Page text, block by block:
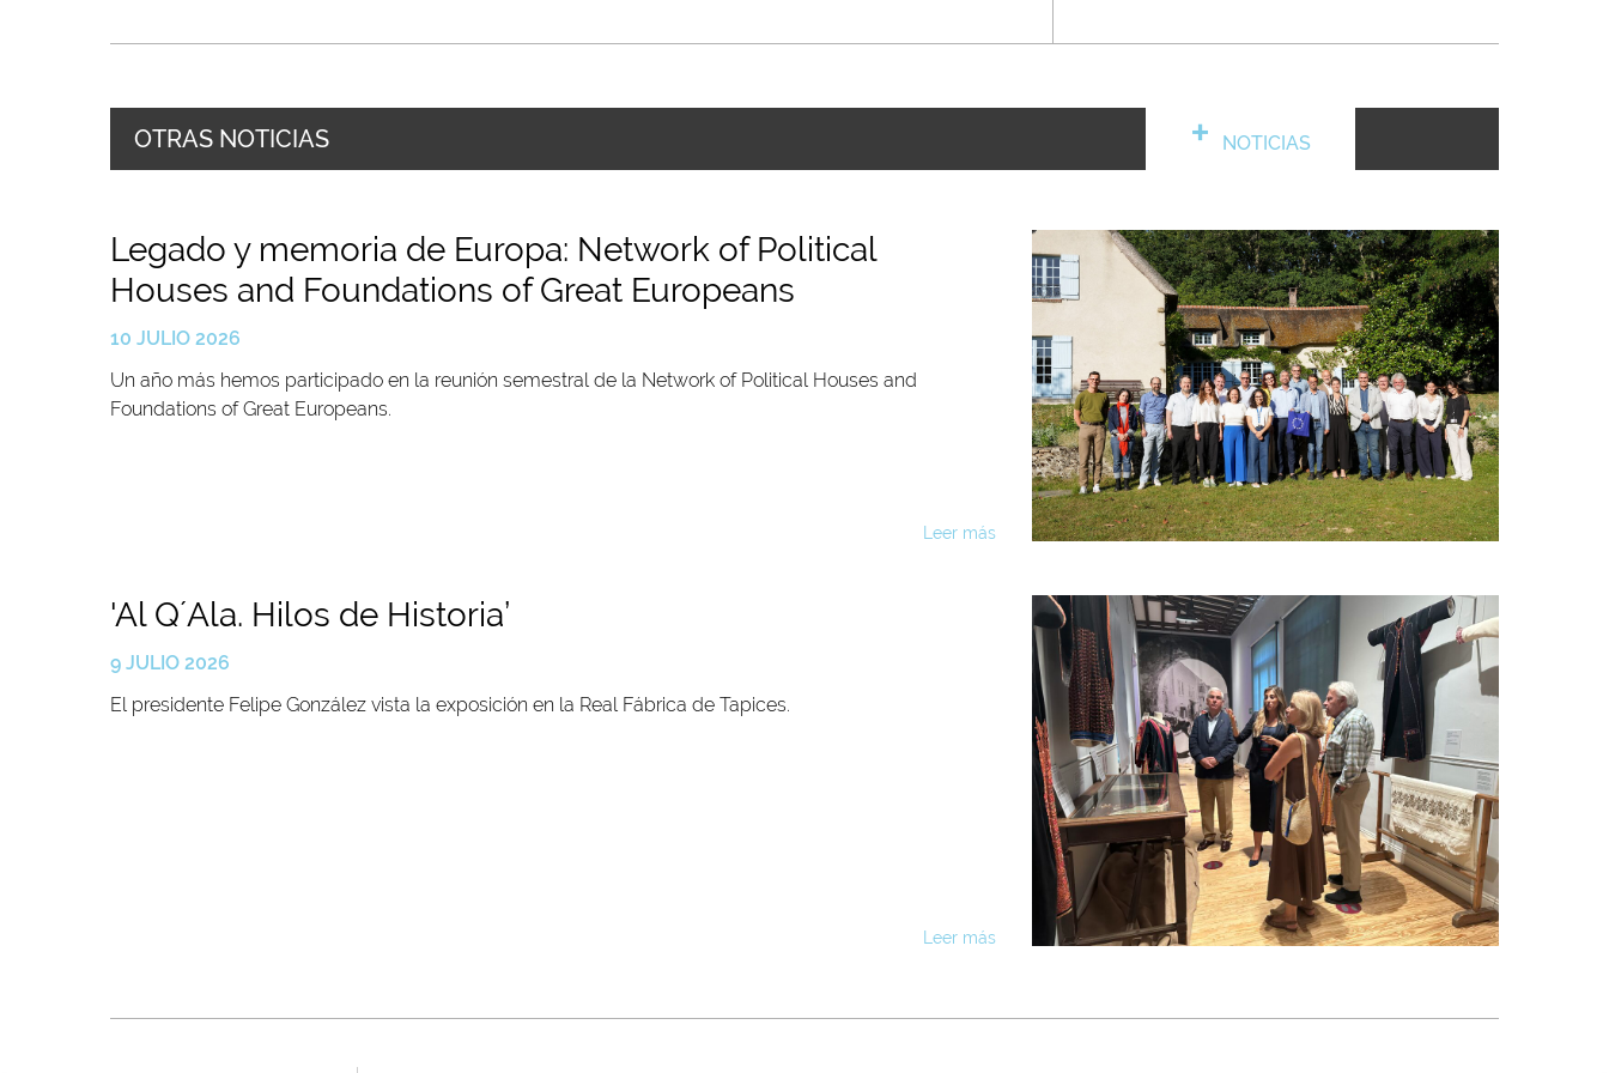
OTRAS NOTICIAS NOTICIAS
Legado y memoria de Europa: Network of Political
Houses and Foundations of Great Europeans
10 JULIO 2026
Un año más hemos participado en la reunión semestral de la Network of Political Houses and
Foundations of Great Europeans.
Leer más
'Al Q´Ala. Hilos de Historia’
9 JULIO 2026
El presidente Felipe González vista la exposición en la Real Fábrica de Tapices.
Leer más